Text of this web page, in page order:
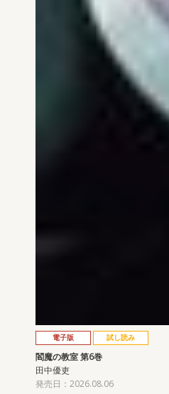
電子版 試し読み
閻魔の教室 第6巻
田中優吏
発売日：2026.08.06